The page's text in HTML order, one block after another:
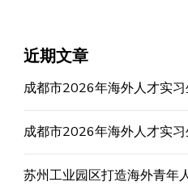
近期文章
成都市2026年海外人才实
成都市2026年海外人才实
苏州工业园区打造海外青年